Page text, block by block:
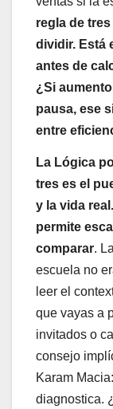
regla de
dividir. Está
antes de
¿Si
pausa, ese
entre
La Lógica
tres es el
y la vida
permite
comparar.
escuela no
leer el
que vayas a
invitados o
consejo
Karam
diagnostica.